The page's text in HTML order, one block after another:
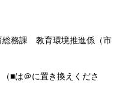
務課 教育環境推進係（市
■は＠に置き換えくださ